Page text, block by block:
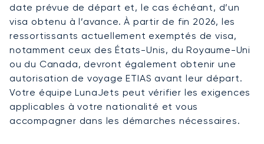
date prévue de départ et, le cas échéant, d’un
visa obtenu à l’avance. À partir de fin 2026, les
ressortissants actuellement exemptés de visa,
notamment ceux des États-Unis, du Royaume-Uni
ou du Canada, devront également obtenir une
autorisation de voyage ETIAS avant leur départ.
Votre équipe LunaJets peut vérifier les exigences
applicables à votre nationalité et vous
accompagner dans les démarches nécessaires.